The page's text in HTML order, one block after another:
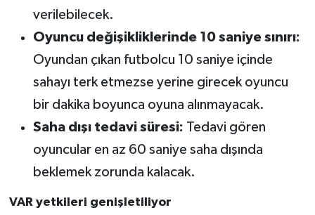
verilebilecek.
Oyuncu değişikliklerinde 10 saniye sınırı:
Oyundan çıkan futbolcu 10 saniye içinde
sahayı terk etmezse yerine girecek oyuncu
bir dakika boyunca oyuna alınmayacak.
Saha dışı tedavi süresi: Tedavi gören
oyuncular en az 60 saniye saha dışında
beklemek zorunda kalacak.
VAR yetkileri genişletiliyor